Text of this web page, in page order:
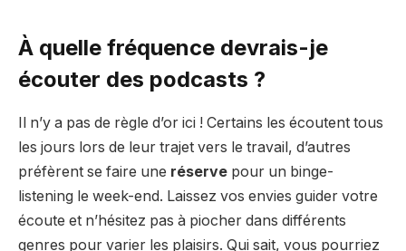
À quelle fréquence devrais-je
écouter des podcasts ?
Il n’y a pas de règle d’or ici ! Certains les écoutent tous
les jours lors de leur trajet vers le travail, d’autres
préfèrent se faire une réserve pour un binge-
listening le week-end. Laissez vos envies guider votre
écoute et n’hésitez pas à piocher dans différents
genres pour varier les plaisirs. Qui sait, vous pourriez